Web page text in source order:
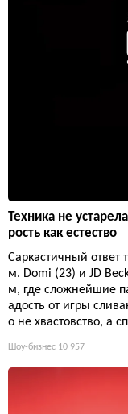
Техника не
рость как естество
Саркастичный ответ
м. Domi (23) и JD
м, где сложнейшие
адость от игры
о не хвастовство, а
Шоу-бизнес 10 957